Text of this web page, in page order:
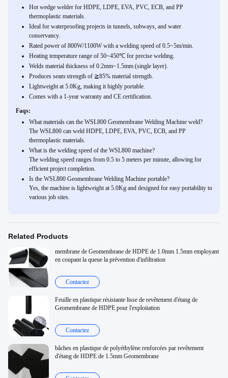
Hot wedge welder for HDPE, LDPE, EVA, PVC, ECB, and PP
thermoplastic materials.
Ideal for waterproofing projects in tunnels, subways, and water
conservancy.
Rated power of 800W/1100W with a welding speed of 0.5~5m/min.
Heating temperature range of 50~450℃ for precise welding.
Welds material thickness of 0.2mm~1.5mm (single layer).
Produces seam strength of ≧85% material strength.
Lightweight at 5.0Kg, making it highly portable.
Comes with a 1-year warranty and CE certification.
Faqs:
What materials can the WSL800 Geomembrane Welding Machine weld?
The WSL800 can weld HDPE, LDPE, EVA, PVC, ECB, and PP
thermoplastic materials.
What is the welding speed of the WSL800 machine?
The welding speed ranges from 0.5 to 5 meters per minute, allowing for
efficient project completion.
Is the WSL800 Geomembrane Welding Machine portable?
Yes, the machine is lightweight at 5.0Kg and designed for easy portability to
various job sites.
Related Products
membrane de Geomembrane de HDPE de 1.0mm 1.5mm employant
en coupant la queue la prévention d'infiltration
Contactez
Feuille en plastique résistante lisse de revêtement d'étang de
Geomembrane de HDPE pour l'exploitation
Contactez
bâches en plastique de polyéthylène renforcées par revêtement
d'étang de HDPE de 1.5mm Geomembrane